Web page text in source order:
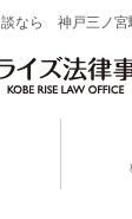
なら 神戸三ノ宮